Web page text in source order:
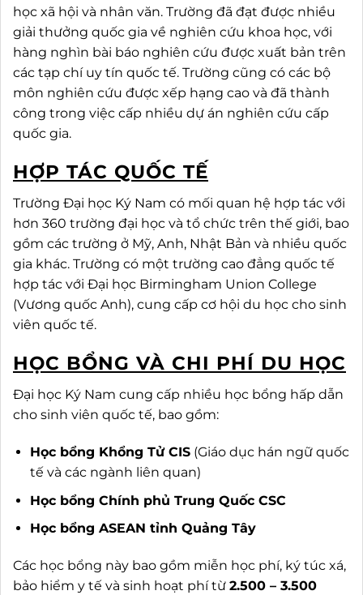
học xã hội và nhân văn. Trường đã đạt được nhiều
giải thưởng quốc gia về nghiên cứu khoa học, với
hàng nghìn bài báo nghiên cứu được xuất bản trên
các tạp chí uy tín quốc tế. Trường cũng có các bộ
môn nghiên cứu được xếp hạng cao và đã thành
công trong việc cấp nhiều dự án nghiên cứu cấp
quốc gia.
HỢP TÁC QUỐC TẾ
Trường Đại học Ký Nam có mối quan hệ hợp tác với
hơn 360 trường đại học và tổ chức trên thế giới, bao
gồm các trường ở Mỹ, Anh, Nhật Bản và nhiều quốc
gia khác. Trường có một trường cao đẳng quốc tế
hợp tác với Đại học Birmingham Union College
(Vương quốc Anh), cung cấp cơ hội du học cho sinh
viên quốc tế.
HỌC BỔNG VÀ CHI PHÍ DU HỌC
Đại học Ký Nam cung cấp nhiều học bổng hấp dẫn
cho sinh viên quốc tế, bao gồm:
Học bổng Khổng Tử CIS(Giáo dục hán ngữ quốc
tế và các ngành liên quan)
Học bổng Chính phủ Trung Quốc CSC
Học bổng ASEAN tỉnh Quảng Tây
Các học bổng này bao gồm miễn học phí, ký túc xá,
bảo hiểm y tế và sinh hoạt phí từ 2.500 – 3.500